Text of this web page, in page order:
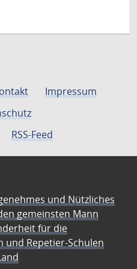
Impressum
RSS-Feed
und Nützliches
gemeinsten Mann
für die
und Repetier-Schulen